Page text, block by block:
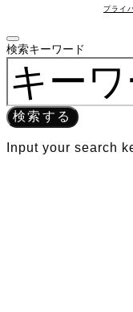
プライ
検索キーワード
検索する
Input your search